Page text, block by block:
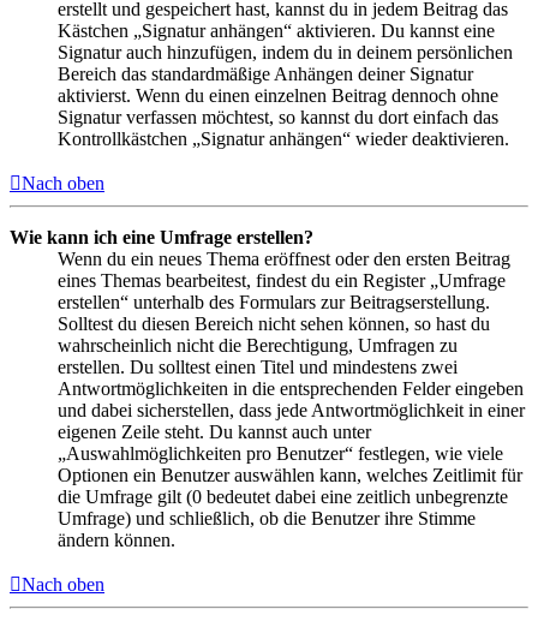
erstellt und gespeichert hast, kannst du in jedem Beitrag das
Kästchen „Signatur anhängen“ aktivieren. Du kannst eine
Signatur auch hinzufügen, indem du in deinem persönlichen
Bereich das standardmäßige Anhängen deiner Signatur
aktivierst. Wenn du einen einzelnen Beitrag dennoch ohne
Signatur verfassen möchtest, so kannst du dort einfach das
Kontrollkästchen „Signatur anhängen“ wieder deaktivieren.
Nach oben
Wie kann ich eine Umfrage erstellen?
Wenn du ein neues Thema eröffnest oder den ersten Beitrag
eines Themas bearbeitest, findest du ein Register „Umfrage
erstellen“ unterhalb des Formulars zur Beitragserstellung.
Solltest du diesen Bereich nicht sehen können, so hast du
wahrscheinlich nicht die Berechtigung, Umfragen zu
erstellen. Du solltest einen Titel und mindestens zwei
Antwortmöglichkeiten in die entsprechenden Felder eingeben
und dabei sicherstellen, dass jede Antwortmöglichkeit in einer
eigenen Zeile steht. Du kannst auch unter
„Auswahlmöglichkeiten pro Benutzer“ festlegen, wie viele
Optionen ein Benutzer auswählen kann, welches Zeitlimit für
die Umfrage gilt (0 bedeutet dabei eine zeitlich unbegrenzte
Umfrage) und schließlich, ob die Benutzer ihre Stimme
ändern können.
Nach oben